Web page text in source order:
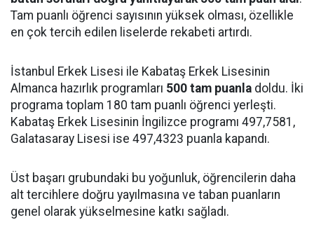
Tam puanlı öğrenci sayısının yüksek olması, özellikle
en çok tercih edilen liselerde rekabeti artırdı.
İstanbul Erkek Lisesi ile Kabataş Erkek Lisesinin
Almanca hazırlık programları 500 tam puanla doldu. İki
programa toplam 180 tam puanlı öğrenci yerleşti.
Kabataş Erkek Lisesinin İngilizce programı 497,7581,
Galatasaray Lisesi ise 497,4323 puanla kapandı.
Üst başarı grubundaki bu yoğunluk, öğrencilerin daha
alt tercihlere doğru yayılmasına ve taban puanların
genel olarak yükselmesine katkı sağladı.